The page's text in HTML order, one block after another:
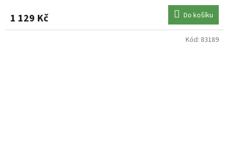
1 129 Kč Do košíku
Kód: 83189